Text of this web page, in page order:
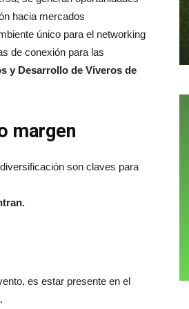
hacia mercados
único para el networking
de conexión para las
y Desarrollo de Viveros de
margen
son claves para
es estar presente en el